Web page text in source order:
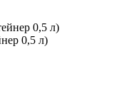
0,5 л)